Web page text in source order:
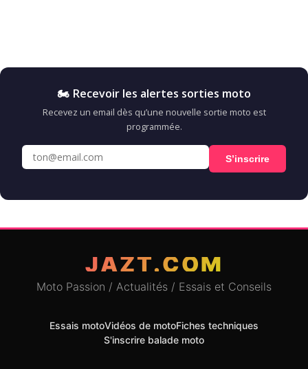
🏍️ Recevoir les alertes sorties moto
Recevez un email dès qu’une nouvelle sortie moto est
programmée.
S’inscrire
JAZT.COM
Moto Passion / Actualités / Essais et Conseils
Essais motoVidéos de motoFiches techniques
S'inscrire balade moto